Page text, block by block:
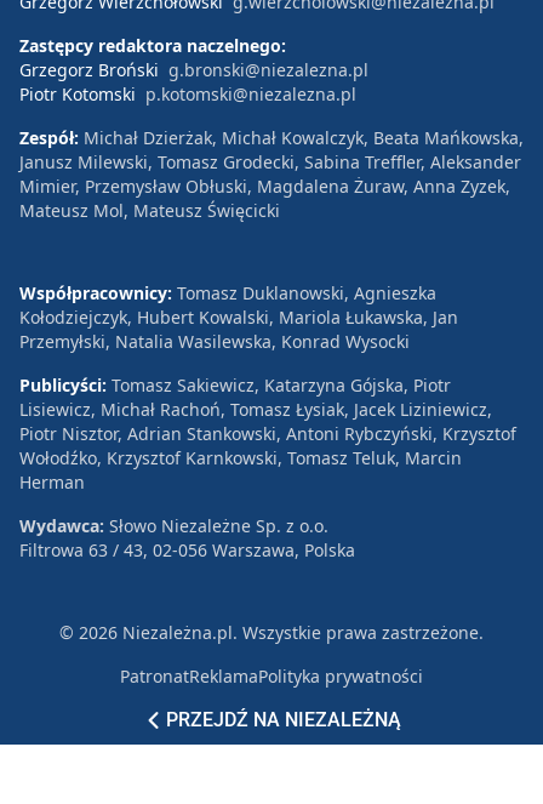
PRZEJDŹ NA NIEZALEŻNĄ
Zastępcy redaktora naczelnego:
Grzegorz Broński g.bronski@niezalezna.pl
Piotr Kotomski p.kotomski@niezalezna.pl
Zespół: Michał Dzierżak, Michał Kowalczyk, Beata Mańkowska,
Janusz Milewski, Tomasz Grodecki, Sabina Treffler, Aleksander
Mimier, Przemysław Obłuski, Magdalena Żuraw, Anna Zyzek,
Mateusz Mol, Mateusz Święcicki
Współpracownicy: Tomasz Duklanowski, Agnieszka
Kołodziejczyk, Hubert Kowalski, Mariola Łukawska, Jan
Przemyłski, Natalia Wasilewska, Konrad Wysocki
Publicyści: Tomasz Sakiewicz, Katarzyna Gójska, Piotr
Lisiewicz, Michał Rachoń, Tomasz Łysiak, Jacek Liziniewicz,
Piotr Nisztor, Adrian Stankowski, Antoni Rybczyński, Krzysztof
Wołodźko, Krzysztof Karnkowski, Tomasz Teluk, Marcin
Herman
Wydawca: Słowo Niezależne Sp. z o.o.
Filtrowa 63 / 43, 02-056 Warszawa, Polska
© 2026 Niezależna.pl. Wszystkie prawa zastrzeżone.
PatronatReklamaPolityka prywatności